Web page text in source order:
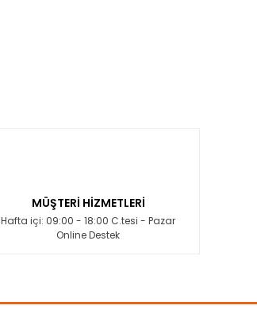
MÜŞTERİ HİZMETLERİ
Hafta içi: 09:00 - 18:00 C.tesi - Pazar
Online Destek